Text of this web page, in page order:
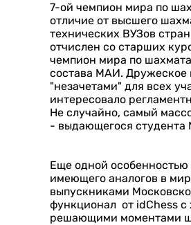
7-ой чемпион мира по
отличие от высшего
технических ВУЗов
отчислен со старших
чемпион мира по
состава МАИ. Дружеское
"незачетами" для всех
интересовало
Не случайно, самый
- выдающегося
Еще одной особенностью
имеющего аналогов в
выпускниками
функционал от idChess с
решающими моментами